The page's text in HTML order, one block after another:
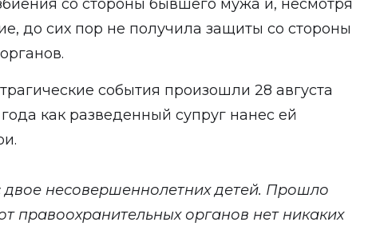
со стороны бывшего мужа и, несмотря
до сих пор не получила защиты со стороны
события произошли 28 августа
как разведенный супруг нанес ей
двое несовершеннолетних детей. Прошло
правоохранительных органов нет никаких